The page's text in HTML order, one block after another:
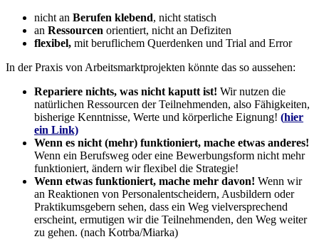
nicht an Berufen klebend, nicht statisch
an Ressourcen orientiert, nicht an Defiziten
flexibel, mit beruflichem Querdenken und Trial and Error
In der Praxis von Arbeitsmarktprojekten könnte das so aussehen:
Repariere nichts, was nicht kaputt ist! Wir nutzen die
natürlichen Ressourcen der Teilnehmenden, also Fähigkeiten,
bisherige Kenntnisse, Werte und körperliche Eignung! (hier
ein Link)
Wenn es nicht (mehr) funktioniert, mache etwas anderes!
Wenn ein Berufsweg oder eine Bewerbungsform nicht mehr
funktioniert, ändern wir flexibel die Strategie!
Wenn etwas funktioniert, mache mehr davon! Wenn wir
an Reaktionen von Personalentscheidern, Ausbildern oder
Praktikumsgebern sehen, dass ein Weg vielversprechend
erscheint, ermutigen wir die Teilnehmenden, den Weg weiter
zu gehen. (nach Kotrba/Miarka)